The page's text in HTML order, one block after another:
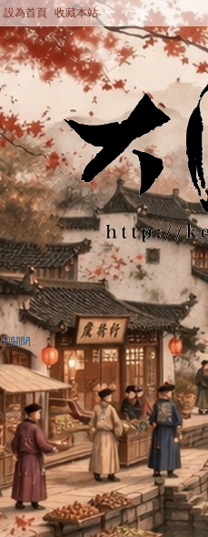
設為首頁 收藏本站